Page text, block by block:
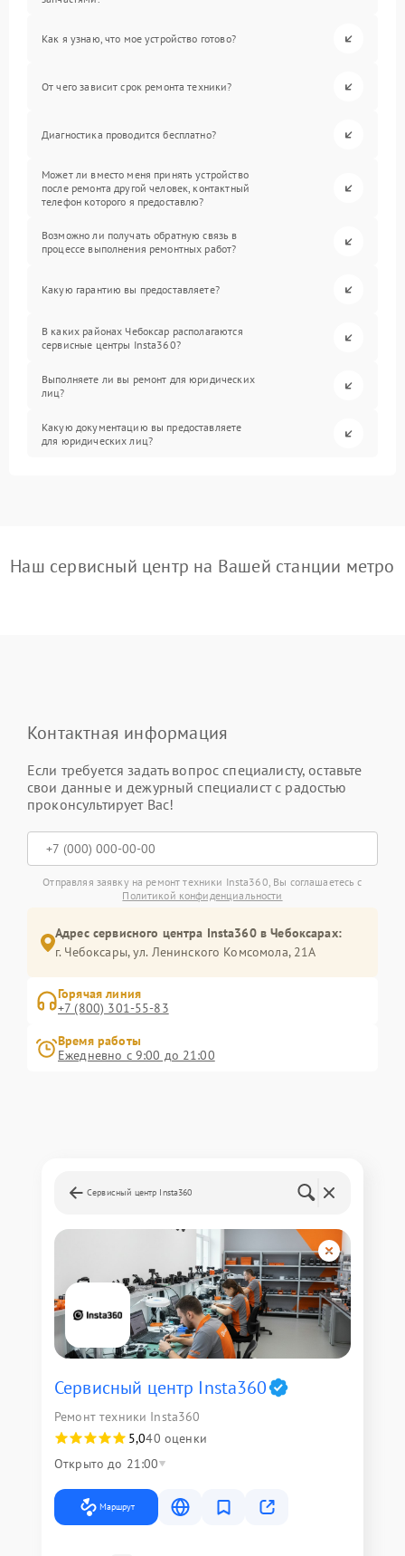
Как я узнаю, что мое устройство готово?
От чего зависит срок ремонта техники?
Диагностика проводится бесплатно?
Может ли вместо меня принять устройство
после ремонта другой человек, контактный
телефон которого я предоставлю?
Возможно ли получать обратную связь в
процессе выполнения ремонтных работ?
Какую гарантию вы предоставляете?
В каких районах Чебоксар располагаются
сервисные центры Insta360?
Выполняете ли вы ремонт для юридических
лиц?
Какую документацию вы предоставляете
для юридических лиц?
Наш сервисный центр на Вашей станции метро
Контактная информация
Если требуется задать вопрос специалисту, оставьте
свои данные и дежурный специалист с радостью
проконсультирует Вас!
Отправляя заявку на ремонт техники Insta360, Вы соглашаетесь с
Политикой конфиденциальности
Адрес сервисного центра Insta360 в Чебоксарах:
г. Чебоксары, ул. Ленинского Комсомола, 21А
Горячая линия
+7 (800) 301-55-83
Время работы
Ежедневно с 9:00 до 21:00
Сервисный центр Insta360
Сервисный центр Insta360
Ремонт техники Insta360
5,040 оценки
Открыто до 21:00
Маршрут